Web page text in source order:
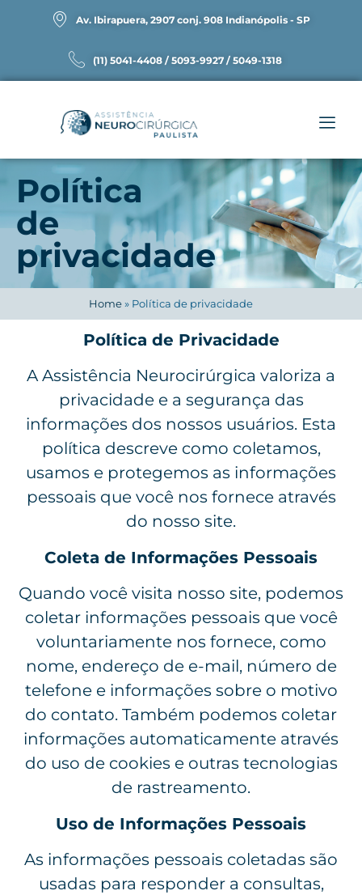
Av. Ibirapuera, 2907 conj. 908 Indianópolis - SP
(11) 5041-4408 / 5093-9927 / 5049-1318
Política
de
privacidade
Home» Política de privacidade
Política de Privacidade
A Assistência Neurocirúrgica valoriza a
privacidade e a segurança das
informações dos nossos usuários. Esta
política descreve como coletamos,
usamos e protegemos as informações
pessoais que você nos fornece através
do nosso site.
Coleta de Informações Pessoais
Quando você visita nosso site, podemos
coletar informações pessoais que você
voluntariamente nos fornece, como
nome, endereço de e-mail, número de
telefone e informações sobre o motivo
do contato. Também podemos coletar
informações automaticamente através
do uso de cookies e outras tecnologias
de rastreamento.
Uso de Informações Pessoais
As informações pessoais coletadas são
usadas para responder a consultas,